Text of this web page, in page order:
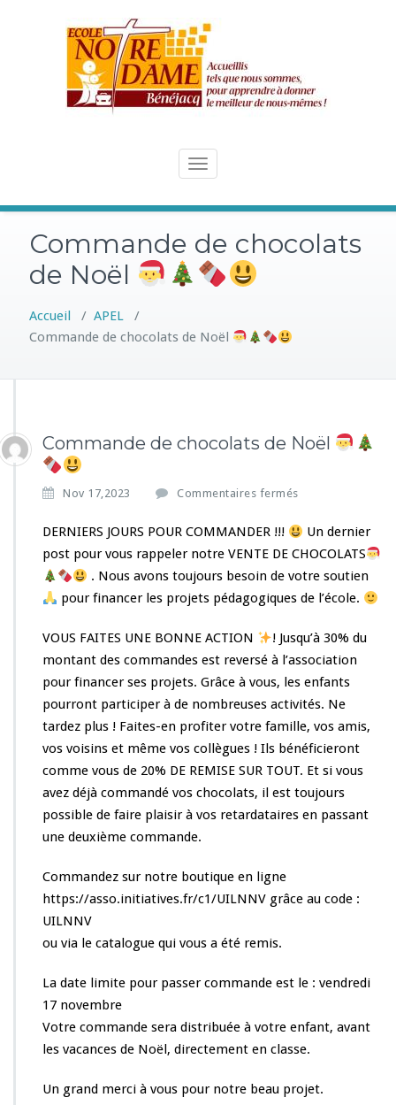
Toggle
Commande de chocolats
de Noël
Accueil / APEL /
Commande de chocolats de Noël
Commande de chocolats de Noël
Nov 17,2023 Commentaires fermés
r
o
m
m
n
d
e
d
e
c
h
o
c
o
l
e
DERNIERS JOURS POUR COMMANDER !!!
Un dernier
post pour vous rappeler notre VENTE DE CHOCOLATS
. Nous avons toujours besoin de votre soutien
pour financer les projets pédagogiques de l’école.
VOUS FAITES UNE BONNE ACTION
! Jusqu’à 30% du
montant des commandes est reversé à l’association
pour financer ses projets. Grâce à vous, les enfants
pourront participer à de nombreuses activités. Ne
tardez plus ! Faites-en profiter votre famille, vos amis,
vos voisins et même vos collègues ! Ils bénéficieront
comme vous de 20% DE REMISE SUR TOUT. Et si vous
avez déjà commandé vos chocolats, il est toujours
possible de faire plaisir à vos retardataires en passant
une deuxième commande.
Commandez sur notre boutique en ligne
https://asso.initiatives.fr/c1/UILNNV grâce au code :
UILNNV
ou via le catalogue qui vous a été remis.
La date limite pour passer commande est le : vendredi
17 novembre
Votre commande sera distribuée à votre enfant, avant
les vacances de Noël, directement en classe.
Un grand merci à vous pour notre beau projet.